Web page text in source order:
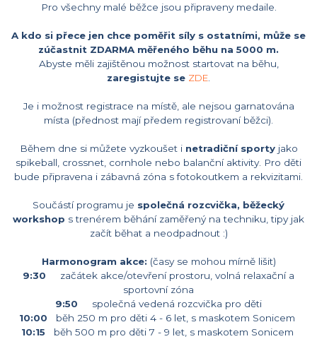
Pro všechny malé běžce jsou připraveny medaile.
A kdo si přece jen chce poměřit síly s ostatními, může se
zúčastnit ZDARMA měřeného běhu na 5000 m.
Abyste měli zajištěnou možnost startovat na běhu,
zaregistujte se ZDE
Je i možnost registrace na místě, ale nejsou garnatována
místa (přednost mají předem registrovaní běžci).
Během dne si můžete vyzkoušet i netradiční sportyjako
spikeball, crossnet, cornhole nebo balanční aktivity. Pro děti
bude připravena i zábavná zóna s fotokoutkem a rekvizitami.
Součástí programu je společná rozcvička, běžecký
workshop s trenérem běhání zaměřený na techniku, tipy jak
začít běhat a neodpadnout :)
Harmonogram akce: (časy se mohou mírně lišit)
9:30 začátek akce/otevření prostoru, volná relaxační a
sportovní zóna
9:50 společná vedená rozcvička pro děti
10:00 běh 250 m pro děti 4 - 6 let, s maskotem Sonicem
10:15 běh 500 m pro děti 7 - 9 let, s maskotem Sonicem